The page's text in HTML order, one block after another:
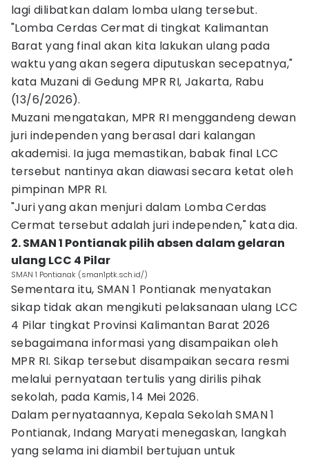
lagi dilibatkan dalam lomba ulang tersebut.
"Lomba Cerdas Cermat di tingkat Kalimantan
Barat yang final akan kita lakukan ulang pada
waktu yang akan segera diputuskan secepatnya,"
kata Muzani di Gedung MPR RI, Jakarta, Rabu
(13/6/2026).
Muzani mengatakan, MPR RI menggandeng dewan
juri independen yang berasal dari kalangan
akademisi. Ia juga memastikan, babak final LCC
tersebut nantinya akan diawasi secara ketat oleh
pimpinan MPR RI.
"Juri yang akan menjuri dalam Lomba Cerdas
Cermat tersebut adalah juri independen," kata dia.
2. SMAN 1 Pontianak pilih absen dalam gelaran
ulang LCC 4 Pilar
SMAN 1 Pontianak (sman1ptk.sch.id/)
Sementara itu, SMAN 1 Pontianak menyatakan
sikap tidak akan mengikuti pelaksanaan ulang LCC
4 Pilar tingkat Provinsi Kalimantan Barat 2026
sebagaimana informasi yang disampaikan oleh
MPR RI. Sikap tersebut disampaikan secara resmi
melalui pernyataan tertulis yang dirilis pihak
sekolah, pada Kamis, 14 Mei 2026.
Dalam pernyataannya, Kepala Sekolah SMAN 1
Pontianak, Indang Maryati menegaskan, langkah
yang selama ini diambil bertujuan untuk